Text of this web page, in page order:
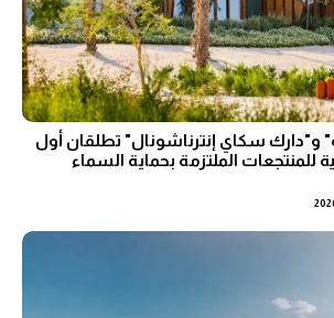
و"دارك سكاي إنترناشونال" تطلقان أول
للمنتجعات الملتزمة بحماية السماء